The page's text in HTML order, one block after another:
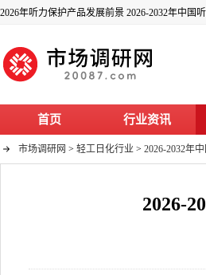
2026年听力保护产品发展前景 2026-2032年中国
首页 行业资讯
市场调研网 > 轻工日化行业 > 2026-2032年
2026-